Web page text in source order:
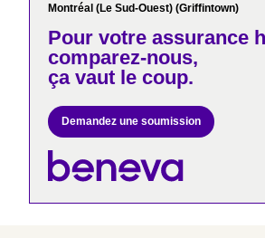
Montréal (Le Sud-Ouest) (Griffintown)
Pour votre assurance
comparez-nous,
ça vaut le coup.
Demandez une soumission